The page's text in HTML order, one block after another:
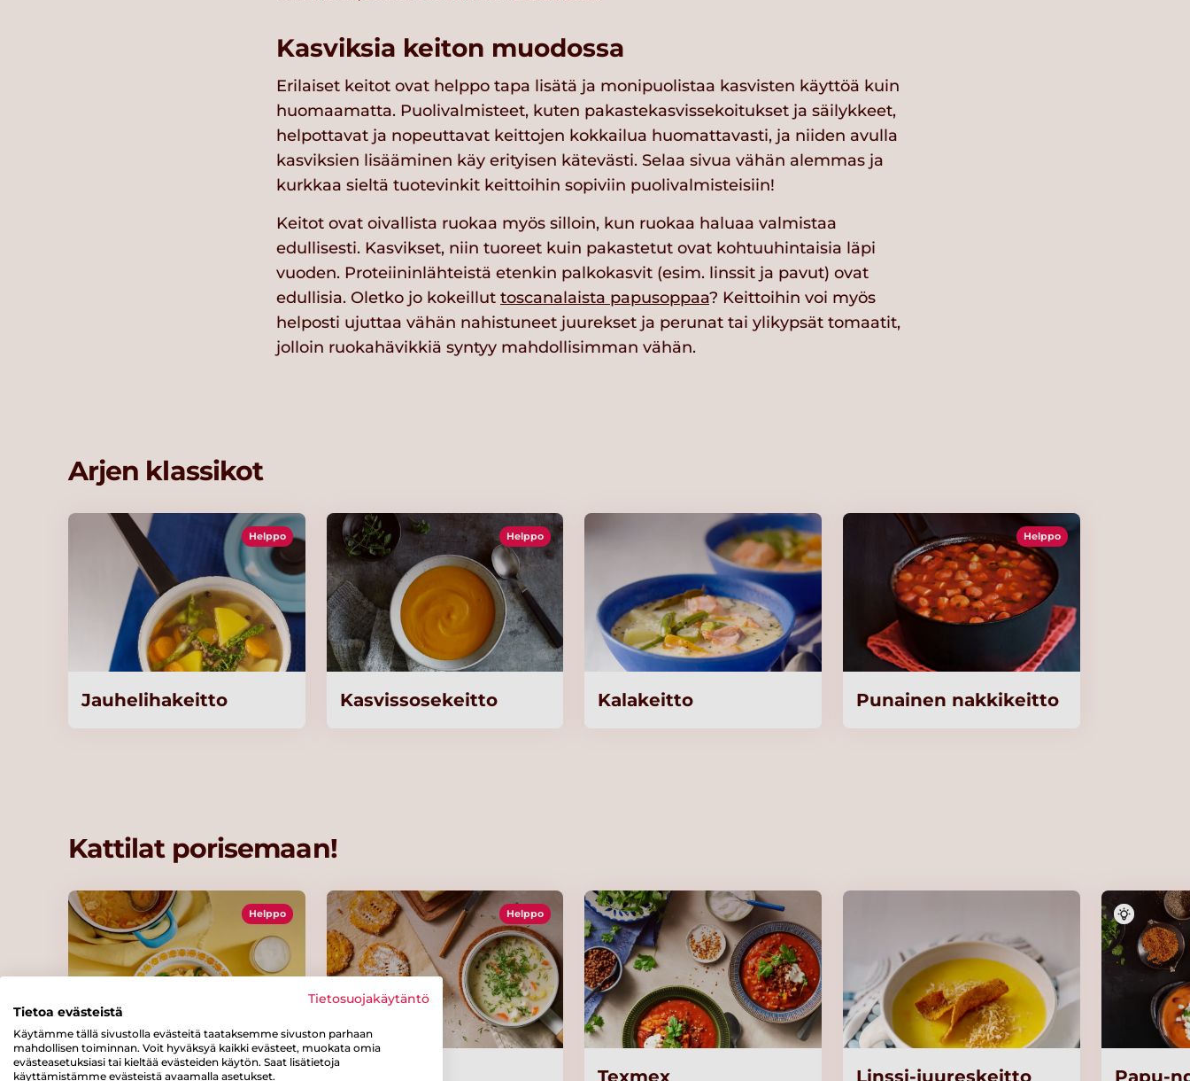
Kasviksia keiton muodossa
Erilaiset keitot ovat helppo tapa lisätä ja monipuolistaa kasvisten käyttöä kuin
huomaamatta. Puolivalmisteet, kuten pakastekasvissekoitukset ja säilykkeet,
helpottavat ja nopeuttavat keittojen kokkailua huomattavasti, ja niiden avulla
kasviksien lisääminen käy erityisen kätevästi. Selaa sivua vähän alemmas ja
kurkkaa sieltä tuotevinkit keittoihin sopiviin puolivalmisteisiin!
Keitot ovat oivallista ruokaa myös silloin, kun ruokaa haluaa valmistaa
edullisesti. Kasvikset, niin tuoreet kuin pakastetut ovat kohtuuhintaisia läpi
vuoden. Proteiininlähteistä etenkin palkokasvit (esim. linssit ja pavut) ovat
edullisia. Oletko jo kokeillut toscanalaista papusoppaa? Keittoihin voi myös
helposti ujuttaa vähän nahistuneet juurekset ja perunat tai ylikypsät tomaatit,
jolloin ruokahävikkiä syntyy mahdollisimman vähän.
Arjen klassikot
Helppo
Jauhelihakeitto
Helppo
Kasvissosekeitto Kalakeitto
Helppo
Punainen nakkikeitto
Kattilat porisemaan!
Helppo
Keltainen kana-
Helppo
Texmex
Linssi-juureskeitto Papu-
Tietosuojakäytäntö
Tietoa evästeistä
Käytämme tällä sivustolla evästeitä taataksemme sivuston parhaan
mahdollisen toiminnan. Voit hyväksyä kaikki evästeet, muokata omia
evästeasetuksiasi tai kieltää evästeiden käytön. Saat lisätietoja
käyttämistämme evästeistä avaamalla asetukset.